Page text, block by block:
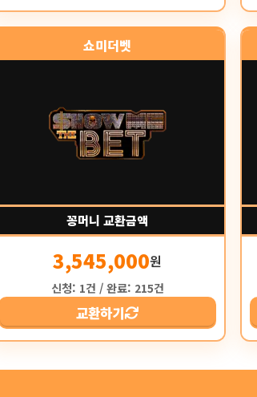
쇼미더벳
꽁머니 교환금액
3,545,000원
신청: 1건 / 완료: 215건
교환하기